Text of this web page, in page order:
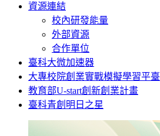
資源連結
校內研發能量
外部資源
合作單位
臺科大微加速器
大專校院創業實戰模擬學習平臺
教育部U-start創新創業計畫
臺科青創明日之星